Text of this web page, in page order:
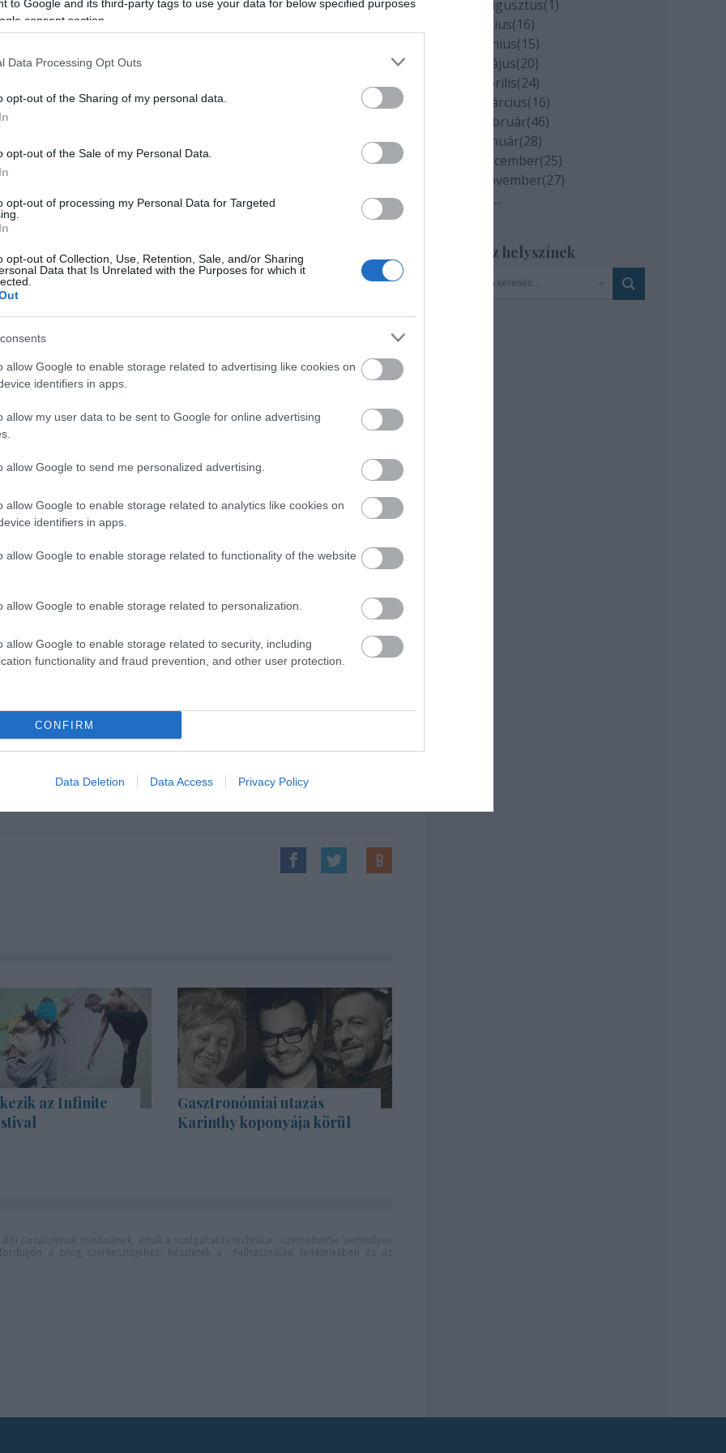
to Google and its third-party tags to use your data for below specified purposes
consent section.
Data Processing Opt Outs
opt-out of the Sharing of my personal data.
opt-out of the Sale of my Personal Data.
opt-out of processing my Personal Data for Targeted
opt-out of Collection, Use, Retention, Sale, and/or Sharing
Data that Is Unrelated with the Purposes for which it
allow Google to enable storage related to advertising like cookies on
identifiers in apps.
allow my user data to be sent to Google for online advertising
allow Google to send me personalized advertising.
allow Google to enable storage related to analytics like cookies on
identifiers in apps.
allow Google to enable storage related to functionality of the website
allow Google to enable storage related to personalization.
allow Google to enable storage related to security, including
functionality and fraud prevention, and other user protection.
CONFIRM
Data Deletion Data Access Privacy Policy
előadni gőgicsélő koruktól különféle évjáratokon át.
egy önmagával előadott szerelmi kettős.
a rendezőszakra. Eleven játékosnak érződik
Bájos semmiség.
játszódó tréfás operájában (a zenét nem a
erkölcsileg, társadalmilag lesüllyedt allények
vagy recitativóban érintkeznek egymással a vidor
közege hebegve beszéli anyanyelvét. Szűk nyelvi
ismert világának másolatát kapjuk. Nem apadt el a
típusok merültek ki. A lángossütő szocializmus
kalandokba sodródnak bele. A Hábetlerizmus
felfedezés és megütközés volt. (Színpadi változata:
önkifejezési képtelenségét Jeles András
Imre:Szélviharából nyert új nyelvrendszerével
a Pintér társulat ( Szilvia, Bencze Sándor,
SzalontayTünde,Szamosi Thuróczy
hol és min kell nevetniük.
elkészítette már a Korcsulát. "Nyers változat 13
újrarendezte -maradjunk a konyhanyelvnél -
színházi szemléjére Branko Brezovec rendelte a
kiürült sörösüvegek. Bájos, mint egy sérvkötő.
munka. A Szkénén megtartott főpróbán roppant
vad, megvesztegethetetlen életismerettel teli,
a Korcsulával átlépett a szórakoztatóiparba.
fotó: Sipos Zoltán és Nehéz Andrea
az Infinite
Gasztronómiai utazás
Karinthy koponyája körül
2020 augusztus(1)
2020 július(16)
2020 június(15)
2020 május(20)
2020 április(24)
2020 március(16)
2020 február(46)
2020 január(28)
2019 december(25)
2019 november(27)
...
Szinház helyszínek